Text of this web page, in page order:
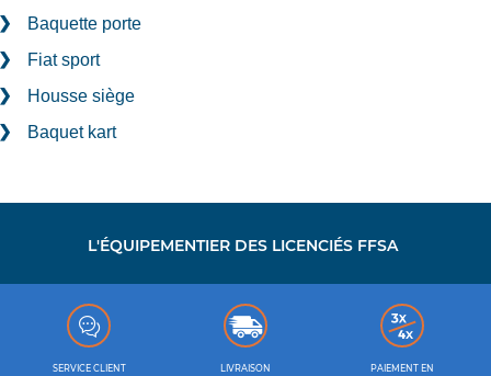
Baquette porte
Fiat sport
Housse siège
Baquet kart
L'ÉQUIPEMENTIER DES LICENCIÉS FFSA
SERVICE CLIENT
LIVRAISON
PAIEMENT EN